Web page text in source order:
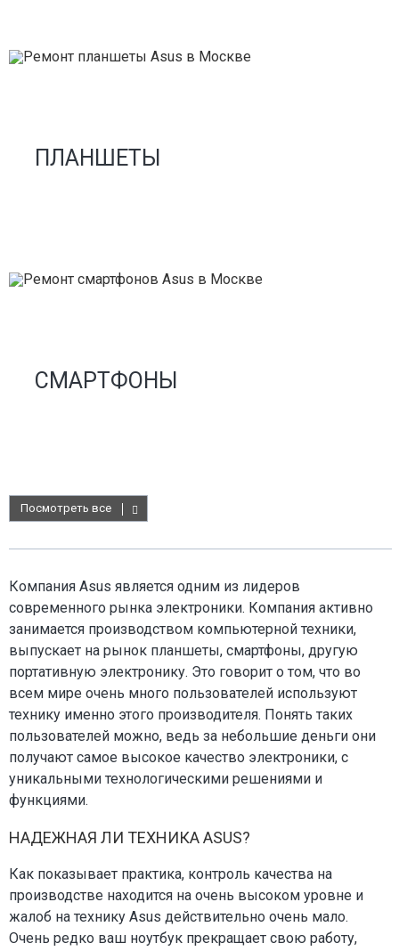
ПЛАНШЕТЫ
СМАРТФОНЫ
Посмотреть все
Компания Asus является одним из лидеров
современного рынка электроники. Компания активно
занимается производством компьютерной техники,
выпускает на рынок планшеты, смартфоны, другую
портативную электронику. Это говорит о том, что во
всем мире очень много пользователей используют
технику именно этого производителя. Понять таких
пользователей можно, ведь за небольшие деньги они
получают самое высокое качество электроники, с
уникальными технологическими решениями и
функциями.
НАДЕЖНАЯ ЛИ ТЕХНИКА ASUS?
Как показывает практика, контроль качества на
производстве находится на очень высоком уровне и
жалоб на технику Asus действительно очень мало.
Очень редко ваш ноутбук прекращает свою работу,